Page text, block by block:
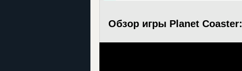
Обзор игры Planet Coaster: